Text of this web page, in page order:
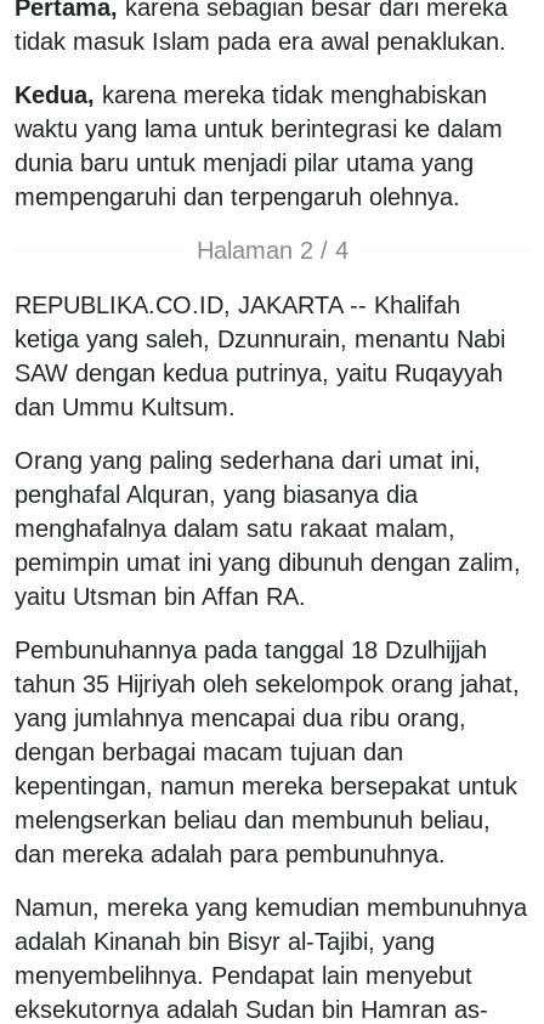
Pertama, karena sebagian besar dari mereka
tidak masuk Islam pada era awal penaklukan.
Kedua, karena mereka tidak menghabiskan
waktu yang lama untuk berintegrasi ke dalam
dunia baru untuk menjadi pilar utama yang
mempengaruhi dan terpengaruh olehnya.
Halaman 2 / 4
REPUBLIKA.CO.ID, JAKARTA -- Khalifah
ketiga yang saleh, Dzunnurain, menantu Nabi
SAW dengan kedua putrinya, yaitu Ruqayyah
dan Ummu Kultsum.
Orang yang paling sederhana dari umat ini,
penghafal Alquran, yang biasanya dia
menghafalnya dalam satu rakaat malam,
pemimpin umat ini yang dibunuh dengan zalim,
yaitu Utsman bin Affan RA.
Pembunuhannya pada tanggal 18 Dzulhijjah
tahun 35 Hijriyah oleh sekelompok orang jahat,
yang jumlahnya mencapai dua ribu orang,
dengan berbagai macam tujuan dan
kepentingan, namun mereka bersepakat untuk
melengserkan beliau dan membunuh beliau,
dan mereka adalah para pembunuhnya.
Namun, mereka yang kemudian membunuhnya
adalah Kinanah bin Bisyr al-Tajibi, yang
menyembelihnya. Pendapat lain menyebut
eksekutornya adalah Sudan bin Hamran as-